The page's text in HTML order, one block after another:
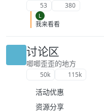
53 380
L
我来看看
讨论区
唧唧歪歪的地方
50k 115k
活动优惠
资源分享